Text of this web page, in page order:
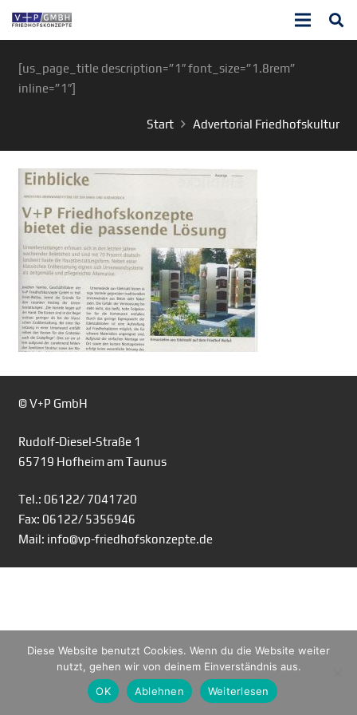
[us_page_title description=”1″ font_size=”1.8rem”
inline=”1″]
Start Advertorial Friedhofskultur
© V+P GmbH
Rudolf-Diesel-Straße 1
65719 Hofheim am Taunus
Tel.: 06122/ 7041720
Fax: 06122/ 5356946
Mail: info@vp-friedhofskonzepte.de
Diese Website benutzt Cookies. Wenn du die Website weiter
nutzt, gehen wir von deinem Einverständnis aus.
OK
Ablehnen Weiterlesen